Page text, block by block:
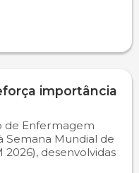
importância
de Enfermagem
Semana Mundial de
desenvolvidas